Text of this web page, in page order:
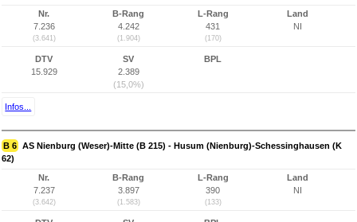
Nr.
7.236
(3.641)
B-Rang
4.242
(1.904)
L-Rang
431
(170)
Land
NI
DTV
15.929
SV
2.389
(15,0%)
BPL
Infos...
B 6 AS Nienburg (Weser)-Mitte (B 215) - Husum (Nienburg)-Schessinghausen (K
62)
Nr.
7.237
(3.642)
B-Rang
3.897
(1.583)
L-Rang
390
(133)
Land
NI